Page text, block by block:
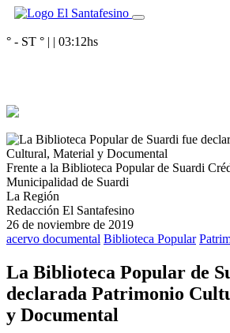
° - ST ° | | 03:12hs
Frente a la Biblioteca Popular de Suardi
Municipalidad de Suardi
La Región
Redacción El Santafesino
26 de noviembre de 2019
acervo documental Biblioteca Popular
La Biblioteca Popular de
declarada Patrimonio
y Documental